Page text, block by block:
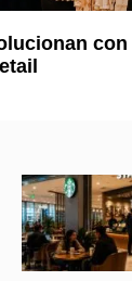
con